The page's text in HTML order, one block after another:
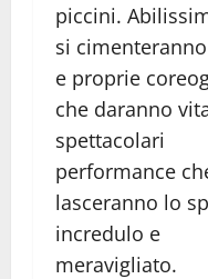
piccini.
si
e proprie
che daranno
spettacolari
performance
lasceranno lo
incredulo e
meravigliato.